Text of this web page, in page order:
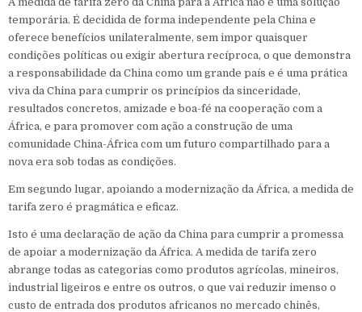
temporária. É decidida de forma independente pela China e
oferece benefícios unilateralmente, sem impor quaisquer
condições políticas ou exigir abertura recíproca, o que demonstra
a responsabilidade da China como um grande país e é uma prática
viva da China para cumprir os princípios da sinceridade,
resultados concretos, amizade e boa-fé na cooperação com a
África, e para promover com ação a construção de uma
comunidade China-África com um futuro compartilhado para a
nova era sob todas as condições.
Em segundo lugar, apoiando a modernização da África, a medida de
tarifa zero é pragmática e eficaz.
Isto é uma declaração de ação da China para cumprir a promessa
de apoiar a modernização da África. A medida de tarifa zero
abrange todas as categorias como produtos agrícolas, mineiros,
industrial ligeiros e entre os outros, o que vai reduzir imenso o
custo de entrada dos produtos africanos no mercado chinês,